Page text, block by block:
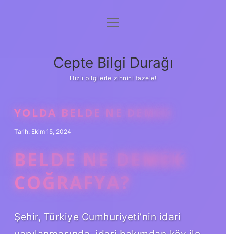
Anasayfa
Yasal Uyarı
menüyü
Cepte Bilgi Durağı
Hızlı bilgilerle zihnini tazele!
YOLDA BELDE NE DEMEK
Tarih: Ekim 15, 2024
BELDE NE DEMEK
COĞRAFYA?
Şehir, Türkiye Cumhuriyeti’nin idari